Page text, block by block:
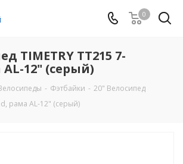
0
TIMETRY TT215 7-
12" (серый)
- Фэтбайки - 20" Велосипед
рама AL-12" (серый)